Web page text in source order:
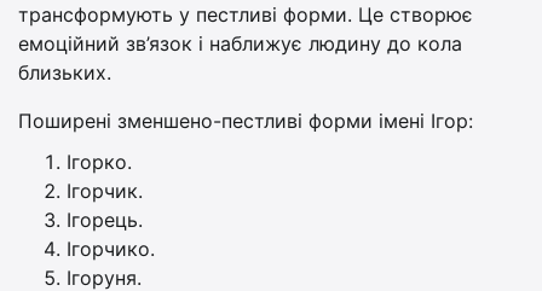
трансформують у пестливі форми. Це створює
емоційний зв’язок і наближує людину до кола
близьких.
Поширені зменшено-пестливі форми імені Ігор:
Ігорко.
Ігорчик.
Ігорець.
Ігорчико.
Ігоруня.